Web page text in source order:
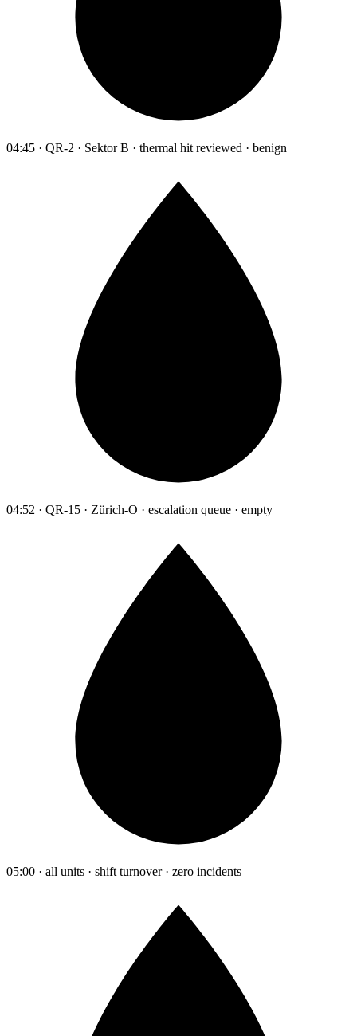
04:45 · QR-2 · Sektor B · thermal hit reviewed · benign
04:52 · QR-15 · Zürich-O · escalation queue · empty
05:00 · all units · shift turnover · zero incidents